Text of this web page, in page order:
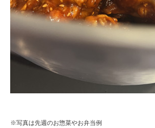
※写真は先週のお惣菜やお弁当例